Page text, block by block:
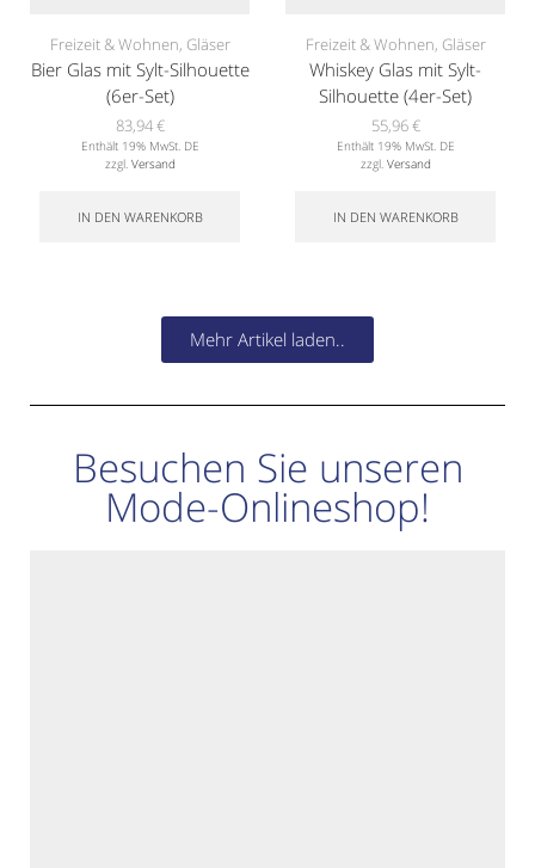
Freizeit & Wohnen, Gläser
Bier Glas mit Sylt-Silhouette
(6er-Set)
83,94€
Enthält 19% MwSt. DE
zzgl. Versand
IN DEN WARENKORB
Freizeit & Wohnen, Gläser
Whiskey Glas mit Sylt-
Silhouette (4er-Set)
55,96€
Enthält 19% MwSt. DE
zzgl. Versand
IN DEN WARENKORB
Mehr Artikel laden..
Besuchen Sie unseren
Mode-Onlineshop!